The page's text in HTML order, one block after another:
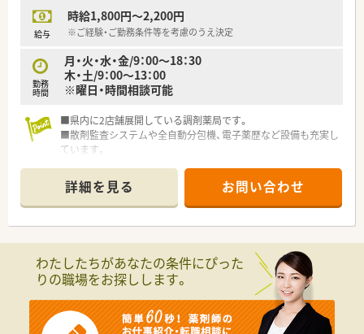
給与
時給1,800円～2,200円
※ご経験・ご勤務条件等を考慮のうえ決定
勤務
時間
月・火・水・金/9：00～18：30
木・土/9：00～13：00
※曜日・時間相談可能
■県内に2店舗展開している調剤薬局です。
■散剤監査システムや全自動分包機、電子薬歴など設備も充実し
ています。
詳細を見る お問い合わせ
わたしたちがあなたの条件にぴった
りの職場をお探しします。